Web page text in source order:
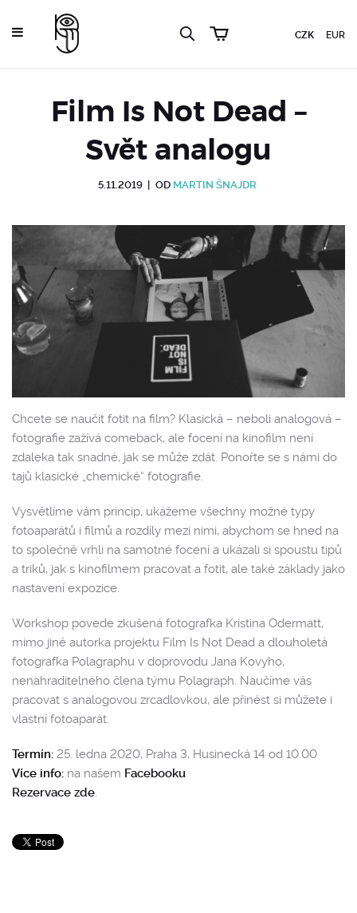
CZK EUR
Film Is Not Dead –
Svět analogu
5.11.2019 OD MARTIN ŠNAJDR
Chcete se naučit fotit na film? Klasická – neboli analogová –
fotografie zažívá comeback, ale focení na kinofilm není
zdaleka tak snadné, jak se může zdát. Ponořte se s námi do
tajů klasické „chemické“ fotografie.
Vysvětlíme vám princip, ukážeme všechny možné typy
fotoaparátů i filmů a rozdíly mezi nimi, abychom se hned na
to společně vrhli na samotné focení a ukázali si spoustu tipů
a triků, jak s kinofilmem pracovat a fotit, ale také základy jako
nastavení expozice.
Workshop povede zkušená fotografka Kristina Odermatt,
mimo jiné autorka projektu Film Is Not Dead a dlouholetá
fotografka Polagraphu v doprovodu Jana Kovyho,
nenahraditelného člena týmu Polagraph. Naučíme vás
pracovat s analogovou zrcadlovkou, ale přinést si můžete i
vlastní fotoaparát.
Termín: 25. ledna 2020, Praha 3, Husinecká 14 od 10.00
Více info: na našem Facebooku
Rezervace zde.